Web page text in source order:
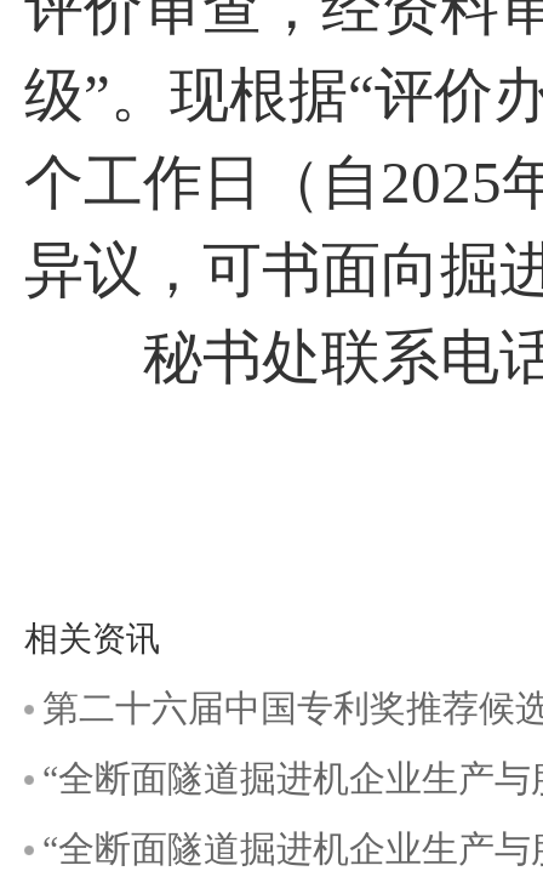
级”。现根据“评价
个工作日（自2025
异议，可书面向掘
秘书处联系电话
相关资讯
第二十六届中国专利奖推荐候
“全断面隧道掘进机企业生产
“全断面隧道掘进机企业生产